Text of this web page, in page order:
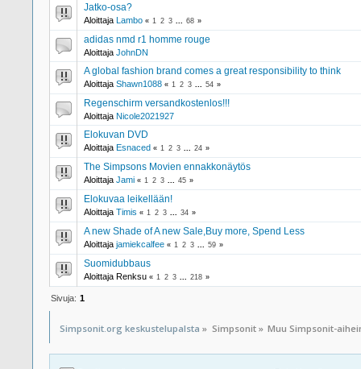
Jatko-osa?
Aloittaja Lambo « 1 2 3 68 »
adidas nmd r1 homme rouge
Aloittaja JohnDN
A global fashion brand comes a great responsibility to think
Aloittaja Shawn1088 « 1 2 3 54 »
Regenschirm versandkostenlos!!!
Aloittaja Nicole2021927
Elokuvan DVD
Aloittaja Esnaced « 1 2 3 24 »
The Simpsons Movien ennakkonäytös
Aloittaja Jami « 1 2 3 45 »
Elokuvaa leikellään!
Aloittaja Timis « 1 2 3 34 »
A new Shade of A new Sale,Buy more, Spend Less
Aloittaja jamiekcalfee « 1 2 3 59 »
Suomidubbaus
Aloittaja Renksu « 1 2 3 218 »
Sivuja: 1
Simpsonit.org keskustelupalsta » Simpsonit» Muu Simpsonit-